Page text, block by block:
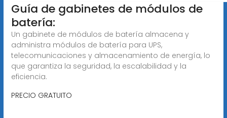
Guía de gabinetes de módulos de
batería:
Un gabinete de módulos de batería almacena y
administra módulos de batería para UPS,
telecomunicaciones y almacenamiento de energía, lo
que garantiza la seguridad, la escalabilidad y la
eficiencia.
PRECIO GRATUITO